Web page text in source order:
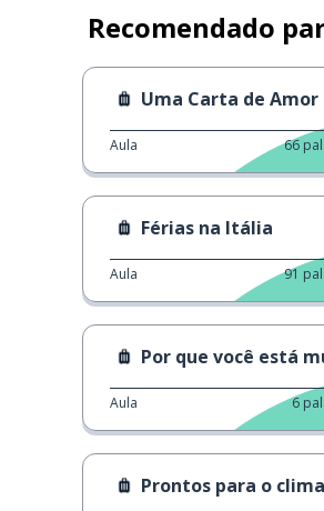
Recomendado
Uma Carta de
Aula 66
Férias na Itália
Aula 91
Por que você está mudando
Aula 6
Prontos para o clima